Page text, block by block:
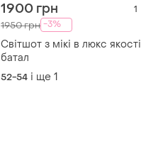
1900 грн 1
1950 грн -3%
Світшот з мікі в люкс якості
батал
52-54 і ще 1